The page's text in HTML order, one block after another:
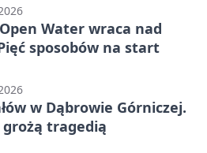
Water wraca nad
sposobów na start
w Dąbrowie Górniczej.
grożą tragedią